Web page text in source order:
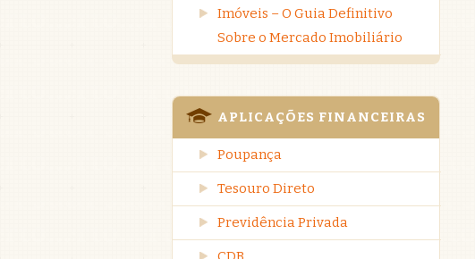
Imóveis – O Guia Definitivo
Sobre o Mercado Imobiliário
APLICAÇÕES FINANCEIRAS
Poupança
Tesouro Direto
Previdência Privada